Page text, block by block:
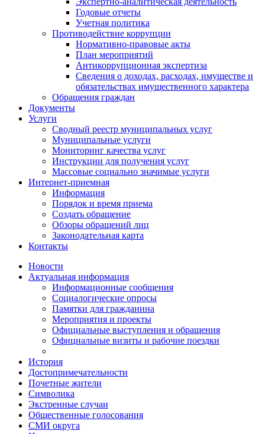
Годовые отчеты
Учетная политика
Противодействие коррупции
Нормативно-правовые акты
План мероприятий
Антикоррупционная экспертиза
Сведения о доходах, расходах, имуществе и
обязательствах имущественного характера
Обращения граждан
Документы
Услуги
Сводный реестр муниципальных услуг
Муниципальные услуги
Мониторинг качества услуг
Инструкции для получения услуг
Массовые социально значимые услуги
Интернет-приемная
Информация
Порядок и время приема
Создать обращение
Обзоры обращений лиц
Законодательная карта
Контакты
Новости
Актуальная информация
Информационные сообщения
Социалогические опросы
Памятки для гражданина
Мероприятия и проекты
Официальные выступления и обращения
Официальные визиты и рабочие поездки
История
Достопримечательности
Почетные жители
Символика
Экстренные случаи
Общественные голосования
СМИ округа